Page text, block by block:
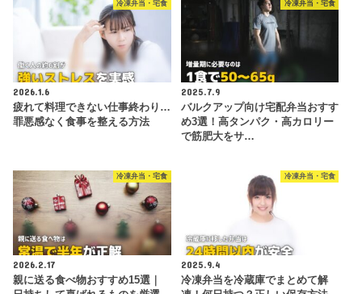
冷凍弁当・宅食
2026.1.6
疲れて料理できない仕事終わり…
罪悪感なく食事を整える方法
冷凍弁当・宅食
2025.7.9
バルクアップ向け宅配弁当おすす
め3選！高タンパク・高カロリー
で筋肥大をサ…
冷凍弁当・宅食
2026.2.17
親に送る食べ物おすすめ15選｜
冷凍弁当・宅食
2025.9.4
冷凍弁当を冷蔵庫でまとめて解